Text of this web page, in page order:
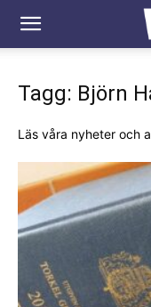
VAKEN.se
Tagg: Björn
Läs våra nyheter och